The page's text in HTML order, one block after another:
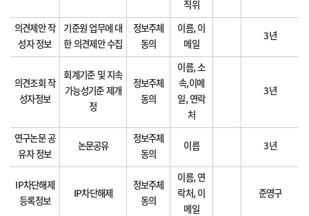
직위
의견제안 작
성자 정보
기준원 업무에 대
한 의견제안 수집
정보주체
동의
이름, 이
메일
3년
의견조회 작
성자정보
회계기준 및 지속
가능성기준 제개
정
정보주체
동의
이름, 소
속,이메
일, 연락
처
3년
연구논문 공
유자 정보
논문공유
정보주체
동의
이름 3년
IP차단해제
등록정보
IP차단해제
정보주체
동의
이름, 연
락처, 이
메일
준영구